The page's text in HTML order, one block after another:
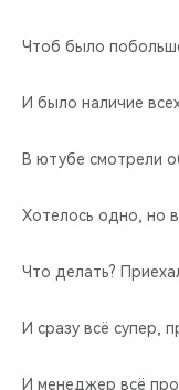
Чтоб было
И было наличие
В ютубе смотрели
Хотелось одно, но
Что делать?
И сразу всё супер,
И менеджер всё про